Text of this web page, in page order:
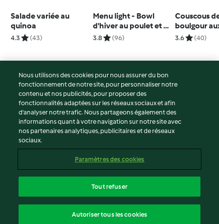
Salade variée au
quinoa
4.3 (43)
Menu light - Bowl
d'hiver au poulet et à
la patate douce
3.8 (96)
Couscous
boulgour
légumes
3.6 (40)
© Copyright 2026
Conditions d'utilisation
Politique de confidentialité
Non-responsabilité
Mentions légales
Contenu du rapport
Déclaration d'accessibilité
Nous utilisons des cookies pour nous assurer du bon
fonctionnement de notre site, pour personnaliser notre
contenu et nos publicités, pour proposer des
fonctionnalités adaptées sur les réseaux sociaux et afin
d’analyser notre trafic. Nous partageons également des
informations quant à votre navigation sur notre site avec
nos partenaires analytiques, publicitaires et de réseaux
sociaux.
Paramètres des cookies
Tout refuser
Autoriser tous les cookies